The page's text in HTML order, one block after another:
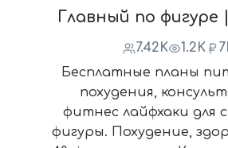
Главный по
7.42K 1.2K
Бесплатные планы
похудения,
фитнес лайфхаки для
фигуры. Похудение,